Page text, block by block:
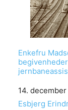
Enkefru
Date
14.
In relation to
Esbjerg